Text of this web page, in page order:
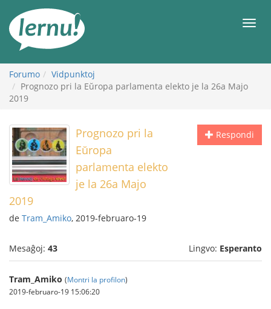
enhavo
Forumo
Vidpunktoj
Prognozo pri la Eŭropa parlamenta elekto je la 26a Majo
2019
Respondi
Prognozo pri la
Eŭropa
parlamenta elekto
je la 26a Majo
2019
de Tram_Amiko, 2019-februaro-19
Mesaĝoj: 43 Lingvo: Esperanto
Tram_Amiko (Montri la profilon)
2019-februaro-19 15:06:20